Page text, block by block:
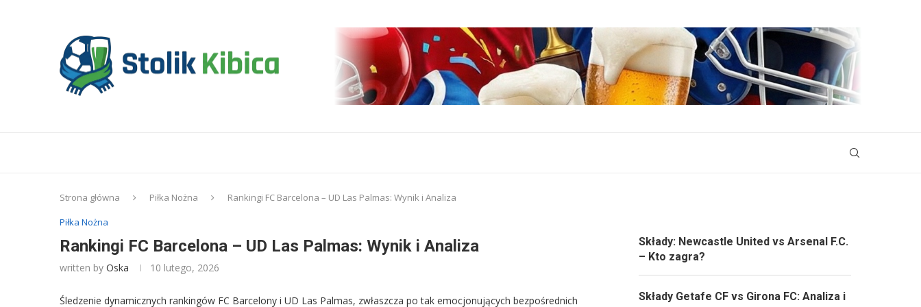
Strona główna Piłka Nożna
Rankingi FC Barcelona – UD Las Palmas: Wynik i Analiza
Piłka Nożna
Rankingi FC Barcelona – UD Las Palmas: Wynik i Analiza
written by Oska 10 lutego, 2026
Śledzenie dynamicznych rankingów FC Barcelony i UD Las Palmas, zwłaszcza po tak emocjonujących bezpośrednich
Składy: Newcastle United vs Arsenal F.C.
– Kto zagra?
Składy Getafe CF vs Girona FC: Analiza i